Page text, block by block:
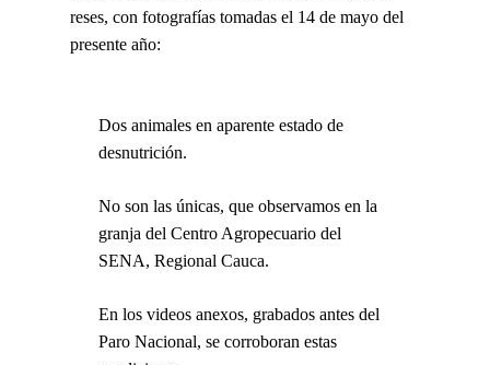
reses, con fotografías tomadas el 14 de mayo del
presente año:
Dos animales en aparente estado de
desnutrición.
No son las únicas, que observamos en la
granja del Centro Agropecuario del
SENA, Regional Cauca.
En los videos anexos, grabados antes del
Paro Nacional, se corroboran estas